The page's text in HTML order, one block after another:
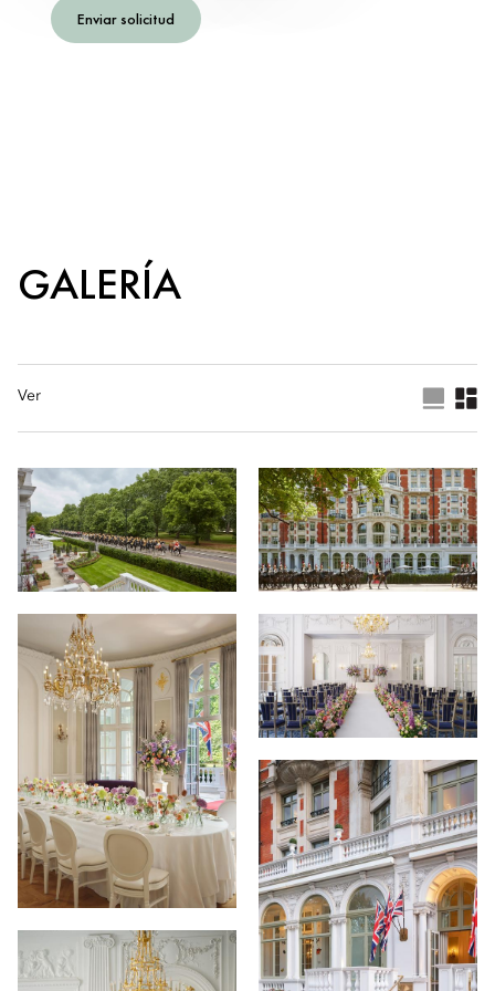
Enviar solicitud
GALERÍA
Ver